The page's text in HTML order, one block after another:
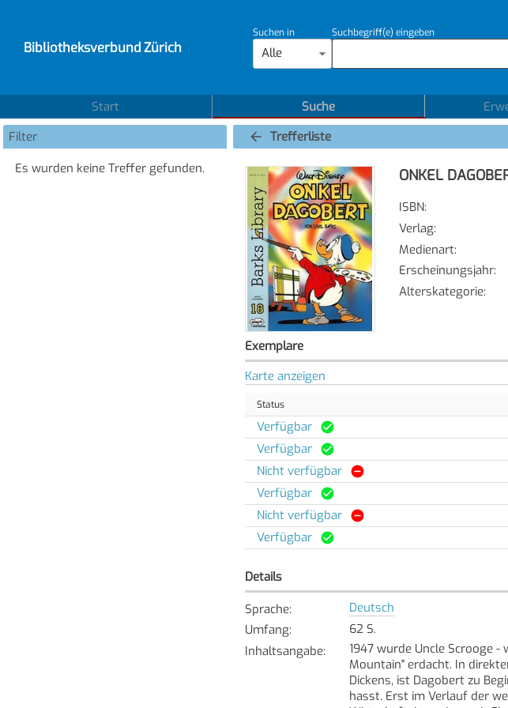
Bibliotheksverbund Zürich
Suchen in
Alle
Suchbegriff(e) eingeben
Start Suche
Filter
Es wurden keine Treffer gefunden.
Trefferliste
ONKEL
ISBN:
Verlag:
Medienart:
Erscheinungsjahr:
Alterskategorie:
Exemplare
Karte anzeigen
Status
Verfügbar
Verfügbar
Nicht verfügbar
Verfügbar
Nicht verfügbar
Verfügbar
Details
Sprache:
Deutsch
Umfang:
62 S.
Inhaltsangabe:
1947 wurde Uncle Scrooge
Mountain" erdacht. In
Dickens, ist Dagobert zu
hasst. Erst im Verlauf der